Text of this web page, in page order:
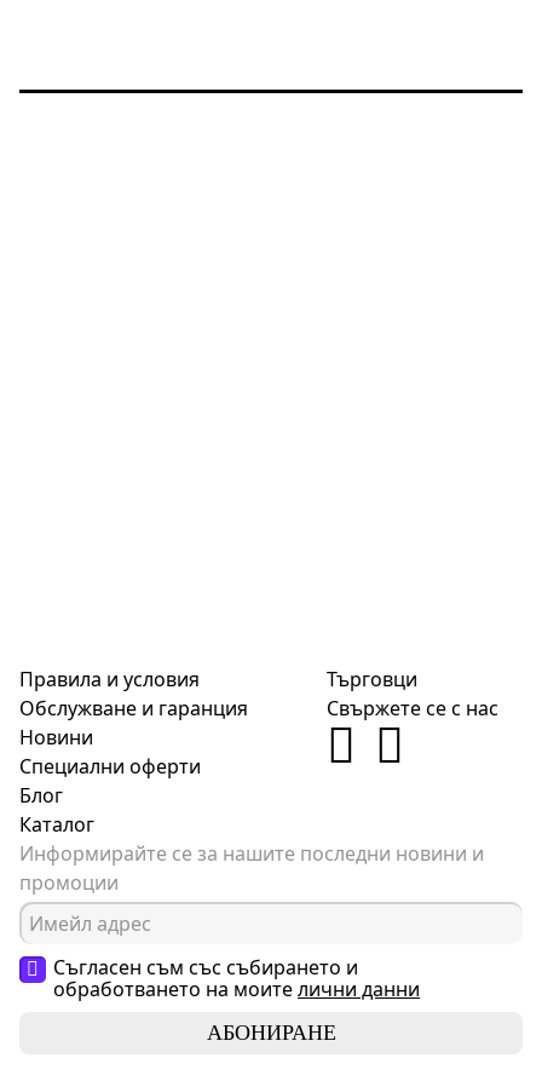
Правила и условия
Обслужване и гаранция
Новини
Специални оферти
Блог
Каталог
Търговци
Свържете се с нас
Информирайте се за нашите последни новини и
промоции
Съгласен съм със събирането и
обработването на моителични данни
АБОНИРАНЕ